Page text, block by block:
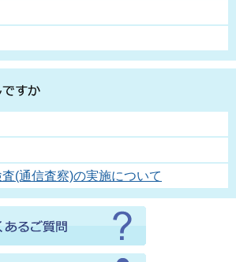
(通信査察)の実施について